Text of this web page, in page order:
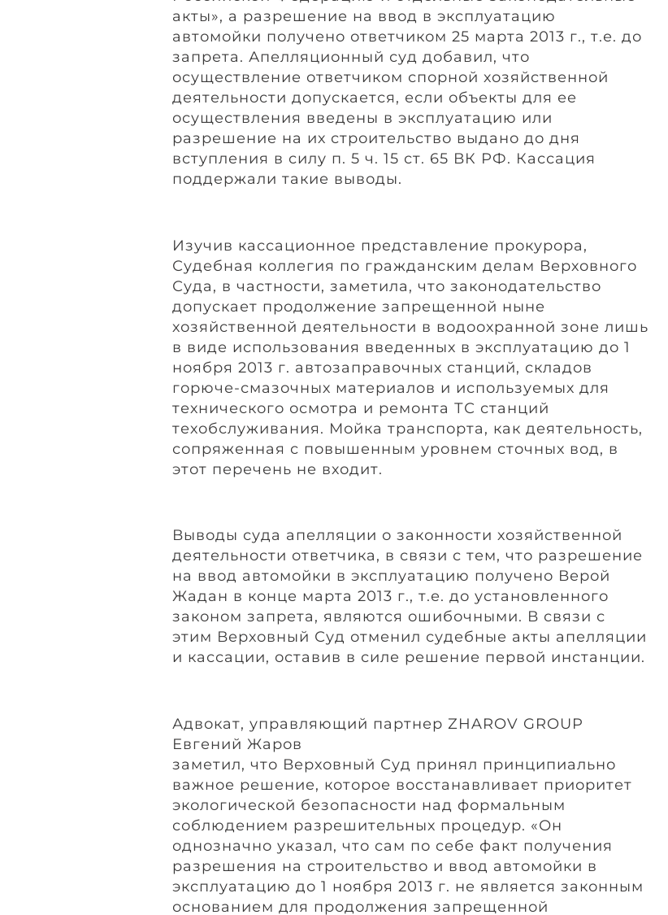
акты», а разрешение на ввод в эксплуатацию
автомойки получено ответчиком 25 марта 2013 г., т.е. до
запрета. Апелляционный суд добавил, что
осуществление ответчиком спорной хозяйственной
деятельности допускается, если объекты для ее
осуществления введены в эксплуатацию или
разрешение на их строительство выдано до дня
вступления в силу п. 5 ч. 15 ст. 65 ВК РФ. Кассация
поддержали такие выводы.
Изучив кассационное представление прокурора,
Судебная коллегия по гражданским делам Верховного
Суда, в частности, заметила, что законодательство
допускает продолжение запрещенной ныне
хозяйственной деятельности в водоохранной зоне лишь
в виде использования введенных в эксплуатацию до 1
ноября 2013 г. автозаправочных станций, складов
горюче-смазочных материалов и используемых для
технического осмотра и ремонта ТС станций
техобслуживания. Мойка транспорта, как деятельность,
сопряженная с повышенным уровнем сточных вод, в
этот перечень не входит.
Выводы суда апелляции о законности хозяйственной
деятельности ответчика, в связи с тем, что разрешение
на ввод автомойки в эксплуатацию получено Верой
Жадан в конце марта 2013 г., т.е. до установленного
законом запрета, являются ошибочными. В связи с
этим Верховный Суд отменил судебные акты апелляции
и кассации, оставив в силе решение первой инстанции.
Адвокат, управляющий партнер ZHAROV GROUP
Евгений Жаров
заметил, что Верховный Суд принял принципиально
важное решение, которое восстанавливает приоритет
экологической безопасности над формальным
соблюдением разрешительных процедур. «Он
однозначно указал, что сам по себе факт получения
разрешения на строительство и ввод автомойки в
эксплуатацию до 1 ноября 2013 г. не является законным
основанием для продолжения запрещенной